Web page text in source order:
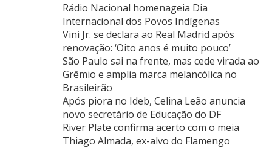
Rádio Nacional homenageia Dia
Internacional dos Povos Indígenas
Vini Jr. se declara ao Real Madrid após
renovação: ‘Oito anos é muito pouco’
São Paulo sai na frente, mas cede virada ao
Grêmio e amplia marca melancólica no
Brasileirão
Após piora no Ideb, Celina Leão anuncia
novo secretário de Educação do DF
River Plate confirma acerto com o meia
Thiago Almada, ex-alvo do Flamengo